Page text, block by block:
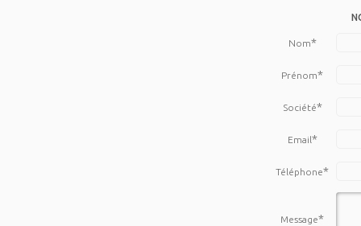
Nom*
Prénom*
Société*
Email*
Téléphone*
Message*